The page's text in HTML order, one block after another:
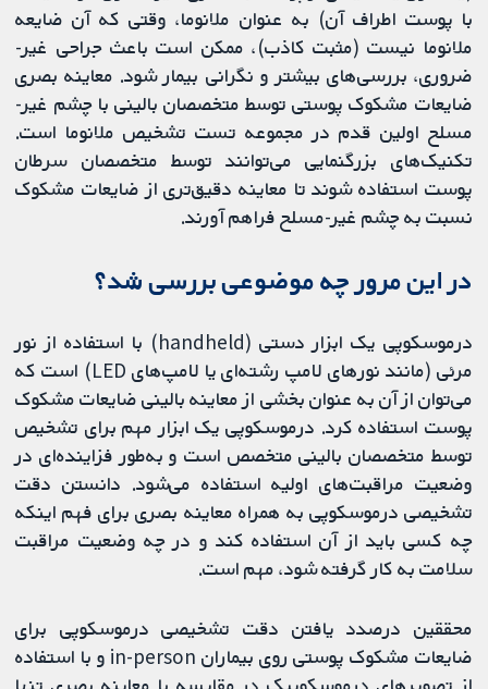
با پوست اطراف آن) به عنوان ملانوما، وقتی که آن ضایعه
ملانوما نیست (مثبت کاذب)، ممکن است باعث جراحی غیر-
ضروری، بررسی‌های بیشتر و نگرانی بیمار شود. معاینه بصری
ضایعات مشکوک پوستی توسط متخصصان بالینی با چشم غیر-
مسلح اولین قدم در مجموعه تست تشخیص ملانوما است.
تکنیک‌های بزرگنمایی می‌توانند توسط متخصصان سرطان
پوست استفاده شوند تا معاینه دقیق‌تری از ضایعات مشکوک
نسبت به چشم غیر-مسلح فراهم آورند.
در این مرور چه موضوعی بررسی شد؟
درموسکوپی یک ابزار دستی (handheld) با استفاده از نور
مرئی (مانند نورهای لامپ رشته‌ای یا لامپ‌های LED) است که
می‌توان از آن به عنوان بخشی از معاینه بالینی ضایعات مشکوک
پوست استفاده کرد. درموسکوپی یک ابزار مهم برای تشخیص
توسط متخصصان بالینی متخصص است و به‌طور فزاینده‌ای در
وضعیت مراقبت‌های اولیه استفاده می‌شود. دانستن دقت
تشخیصی درموسکوپی به همراه معاینه بصری برای فهم اینکه
چه کسی باید از آن استفاده کند و در چه وضعیت مراقبت
سلامت به کار گرفته شود، مهم است.
محققین درصدد یافتن دقت تشخیصی درموسکوپی برای
ضایعات مشکوک پوستی روی بیماران in-person و با استفاده